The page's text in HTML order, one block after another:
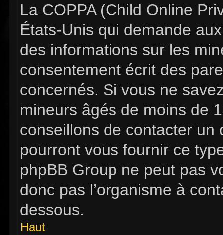
La COPPA (Child Online
États-Unis qui demande
des informations sur les
consentement écrit des
concernés. Si vous ne
mineurs âgés de moins de
conseillons de contacter un
pourront vous fournir ce
phpBB Group ne peut pas
donc pas l’organisme à
dessous.
Haut